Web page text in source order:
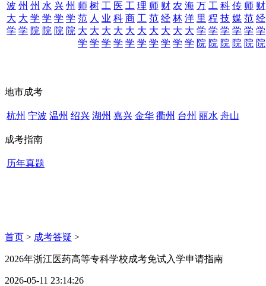
波
大
学
州
大
学
州
学
院
水
学
院
兴
学
院
州
学
院
师
范
大
学
树
人
大
学
工
业
大
学
医
科
大
学
工
商
大
学
理
工
大
学
师
范
大
学
财
经
大
学
农
林
大
学
海
洋
大
学
万
里
学
院
工
程
学
院
科
技
学
院
传
媒
学
院
师
范
学
院
财
经
学
院
地市成考
杭州 宁波 温州 绍兴 湖州 嘉兴 金华 衢州 台州 丽水 舟山
成考指南
历年真题
首页 > 成考答疑 >
2026年浙江医药高等专科学校成考免试入学申请指南
2026-05-11 23:14:26